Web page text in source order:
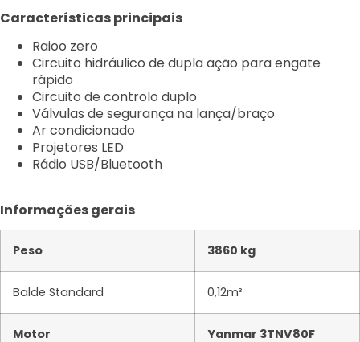
Características principais
Raioo zero
Circuito hidráulico de dupla ação para engate
rápido
Circuito de controlo duplo
Válvulas de segurança na lança/braço
Ar condicionado
Projetores LED
Rádio USB/Bluetooth
Informações gerais
Peso 3860 kg
Balde Standard 0,12m³
Motor Yanmar 3TNV80F